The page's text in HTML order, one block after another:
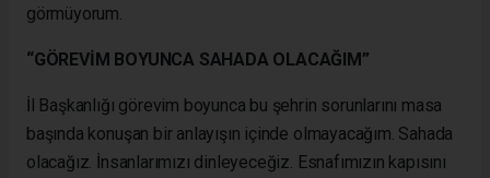
görmüyorum.
“GÖREVİM BOYUNCA SAHADA OLACAĞIM”
İl Başkanlığı görevim boyunca bu şehrin sorunlarını masa
başında konuşan bir anlayışın içinde olmayacağım. Sahada
olacağız. İnsanlarımızı dinleyeceğiz. Esnafımızın kapısını